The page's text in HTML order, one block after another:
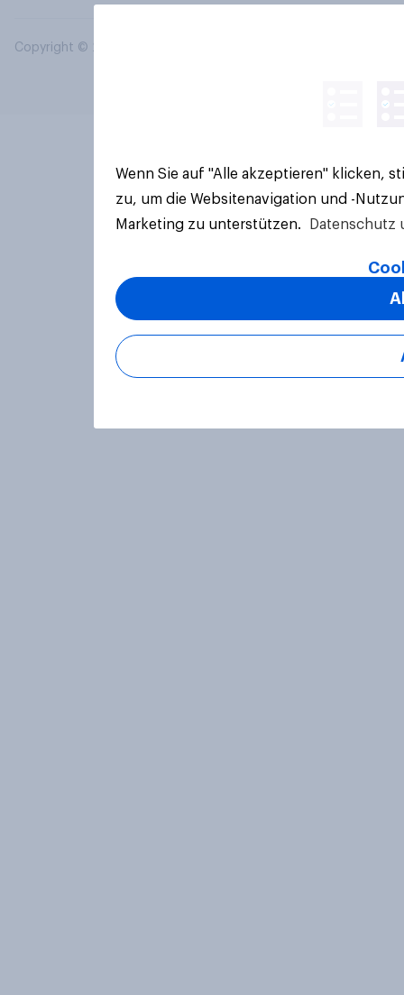
Copyright © 2026 YouGov PLC. Alle Rechte vorbehalten.
Wenn Sie auf "Alle akzeptieren" klicken,
zu, um die Websitenavigation und -
Marketing zu unterstützen.
Datenschutz